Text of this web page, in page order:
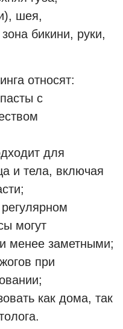
шея,
бикини, руки,
относят:
с
для
и тела, включая
могут
менее заметными;
при
как дома, так